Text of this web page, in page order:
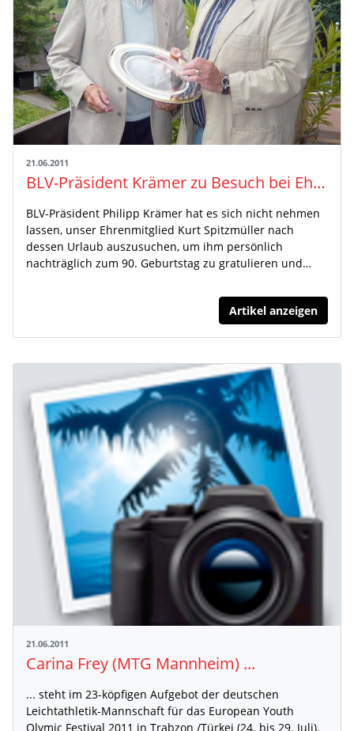
21.06.2011
BLV-Präsident Krämer zu Besuch bei Ehrenmitglied Kurt Spitzmüller
BLV-Präsident Philipp Krämer hat es sich nicht nehmen
lassen, unser Ehrenmitglied Kurt Spitzmüller nach
dessen Urlaub auszusuchen, um ihm persönlich
nachträglich zum 90. Geburtstag zu gratulieren und…
Artikel anzeigen
21.06.2011
Carina Frey (MTG Mannheim) ...
... steht im 23-köpfigen Aufgebot der deutschen
Leichtathletik-Mannschaft für das European Youth
Olymic Festival 2011 in Trabzon /Türkei (24. bis 29. Juli).